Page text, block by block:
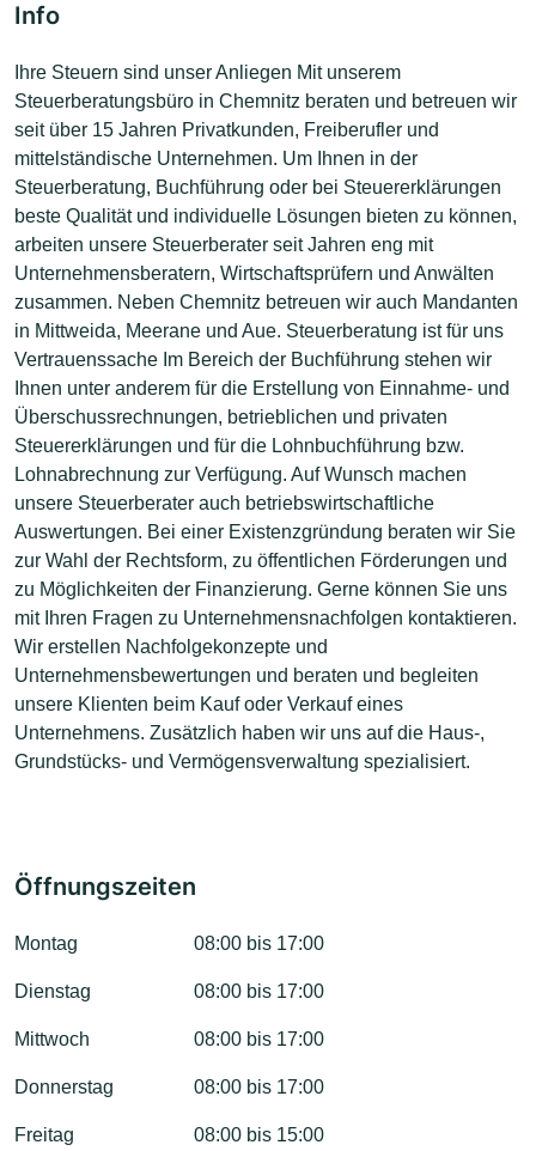
Info
Ihre Steuern sind unser Anliegen Mit unserem
Steuerberatungsbüro in Chemnitz beraten und betreuen wir
seit über 15 Jahren Privatkunden, Freiberufler und
mittelständische Unternehmen. Um Ihnen in der
Steuerberatung, Buchführung oder bei Steuererklärungen
beste Qualität und individuelle Lösungen bieten zu können,
arbeiten unsere Steuerberater seit Jahren eng mit
Unternehmensberatern, Wirtschaftsprüfern und Anwälten
zusammen. Neben Chemnitz betreuen wir auch Mandanten
in Mittweida, Meerane und Aue. Steuerberatung ist für uns
Vertrauenssache Im Bereich der Buchführung stehen wir
Ihnen unter anderem für die Erstellung von Einnahme- und
Überschussrechnungen, betrieblichen und privaten
Steuererklärungen und für die Lohnbuchführung bzw.
Lohnabrechnung zur Verfügung. Auf Wunsch machen
unsere Steuerberater auch betriebswirtschaftliche
Auswertungen. Bei einer Existenzgründung beraten wir Sie
zur Wahl der Rechtsform, zu öffentlichen Förderungen und
zu Möglichkeiten der Finanzierung. Gerne können Sie uns
mit Ihren Fragen zu Unternehmensnachfolgen kontaktieren.
Wir erstellen Nachfolgekonzepte und
Unternehmensbewertungen und beraten und begleiten
unsere Klienten beim Kauf oder Verkauf eines
Unternehmens. Zusätzlich haben wir uns auf die Haus-,
Grundstücks- und Vermögensverwaltung spezialisiert.
Öffnungszeiten
Montag 08:00 bis 17:00
Dienstag 08:00 bis 17:00
Mittwoch 08:00 bis 17:00
Donnerstag 08:00 bis 17:00
Freitag 08:00 bis 15:00